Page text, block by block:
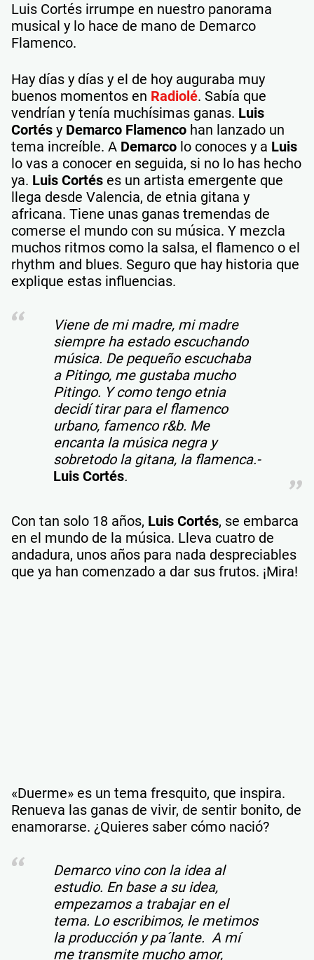
Luis Cortés irrumpe en nuestro panorama
musical y lo hace de mano de Demarco
Flamenco.
Hay días y días y el de hoy auguraba muy
buenos momentos en Radiolé. Sabía que
vendrían y tenía muchísimas ganas. Luis
Cortés y Demarco Flamenco han lanzado un
tema increíble. A Demarco lo conoces y a Luis
lo vas a conocer en seguida, si no lo has hecho
ya. Luis Cortés es un artista emergente que
llega desde Valencia, de etnia gitana y
africana. Tiene unas ganas tremendas de
comerse el mundo con su música. Y mezcla
muchos ritmos como la salsa, el flamenco o el
rhythm and blues. Seguro que hay historia que
explique estas influencias.
Viene de mi madre, mi madre
siempre ha estado escuchando
música. De pequeño escuchaba
a Pitingo, me gustaba mucho
Pitingo. Y como tengo etnia
decidí tirar para el flamenco
urbano, famenco r&b. Me
encanta la música negra y
sobretodo la gitana, la flamenca.-
Luis Cortés.
Con tan solo 18 años, Luis Cortés, se embarca
en el mundo de la música. Lleva cuatro de
andadura, unos años para nada despreciables
que ya han comenzado a dar sus frutos. ¡Mira!
«Duerme» es un tema fresquito, que inspira.
Renueva las ganas de vivir, de sentir bonito, de
enamorarse. ¿Quieres saber cómo nació?
Demarco vino con la idea al
estudio. En base a su idea,
empezamos a trabajar en el
tema. Lo escribimos, le metimos
la producción y pa´lante. A mí
me transmite mucho amor,